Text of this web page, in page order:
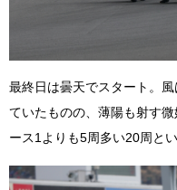
最終日は曇天でスタート。
ていたものの、薄陽も射す
ース1よりも5周多い20周と